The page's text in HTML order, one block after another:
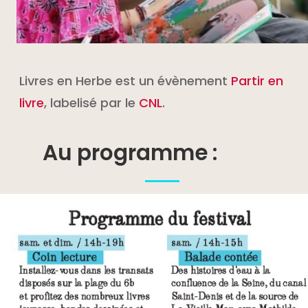
Livres en Herbe est un évènement Partir en
livre, labelisé par le CNL.
Au programme: